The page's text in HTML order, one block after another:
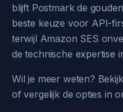
blijft Postmark de
beste keuze voor API-
terwijl Amazon SES
de technische expertise
Wil je meer weten?
of vergelijk de opties in